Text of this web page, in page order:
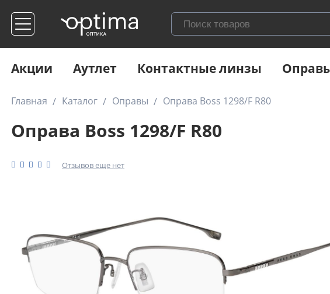
Акции Аутлет Контактные линзы
Главная Каталог Оправы Оправа Boss 1298/F R80
Оправа Boss 1298/F R80
Отзывов еще нет